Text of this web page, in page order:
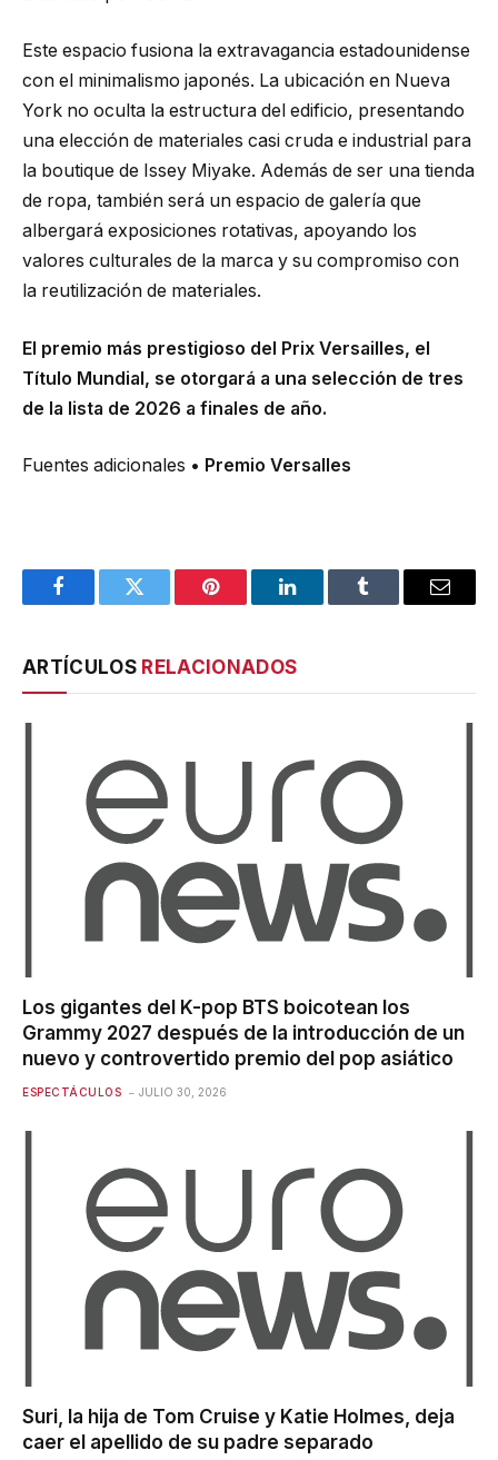
Este espacio fusiona la extravagancia estadounidense
con el minimalismo japonés. La ubicación en Nueva
York no oculta la estructura del edificio, presentando
una elección de materiales casi cruda e industrial para
la boutique de Issey Miyake. Además de ser una tienda
de ropa, también será un espacio de galería que
albergará exposiciones rotativas, apoyando los
valores culturales de la marca y su compromiso con
la reutilización de materiales.
El premio más prestigioso del Prix Versailles, el
Título Mundial, se otorgará a una selección de tres
de la lista de 2026 a finales de año.
Fuentes adicionales • Premio Versalles
FacebookTwitter Pinterest LinkedInTumblr Email
ARTÍCULOS RELACIONADOS
Los gigantes del K-pop BTS boicotean los
Grammy 2027 después de la introducción de un
nuevo y controvertido premio del pop asiático
ESPECTÁCULOS JULIO 30, 2026
Suri, la hija de Tom Cruise y Katie Holmes, deja
caer el apellido de su padre separado